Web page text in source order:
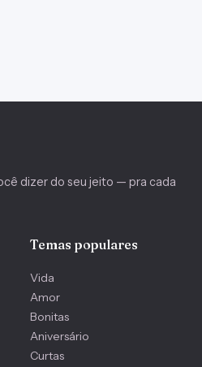
dizer do seu jeito — pra cada
Temas populares
Vida
Amor
Bonitas
Aniversário
Curtas